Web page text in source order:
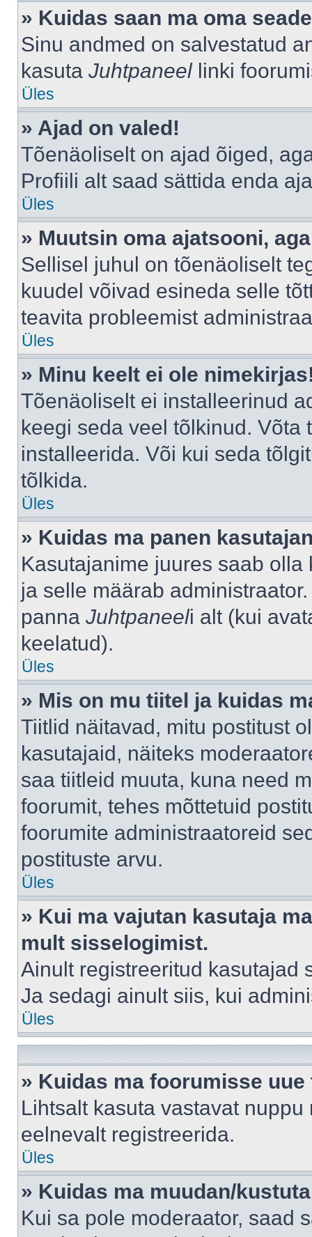
» Kuidas saan ma oma
Sinu andmed on salvestatud
kasuta Juhtpaneellinki
Üles
» Ajad on valed!
Tõenäoliselt on ajad õiged,
Profiili alt saad sättida enda
Üles
» Muutsin oma ajatsooni,
Sellisel juhul on tõenäoliselt
kuudel võivad esineda selle
teavita probleemist
Üles
» Minu keelt ei ole
Tõenäoliselt ei installeerinud
keegi seda veel tõlkinud.
installeerida. Või kui seda
tõlkida.
Üles
» Kuidas ma panen
Kasutajanime juures saab
ja selle määrab
panna Juhtpaneeli alt (kui
keelatud).
Üles
» Mis on mu tiitel ja kuidas
Tiitlid näitavad, mitu postitust
kasutajaid, näiteks
saa tiitleid muuta, kuna need
foorumit, tehes mõttetuid
foorumite administraatoreid
postituste arvu.
Üles
» Kui ma vajutan kasutaja
mult sisselogimist.
Ainult registreeritud kasutajad
Ja sedagi ainult siis, kui
Üles
» Kuidas ma foorumisse uue
Lihtsalt kasuta vastavat
eelnevalt registreerida.
Üles
» Kuidas ma muudan/
Kui sa pole moderaator, saad